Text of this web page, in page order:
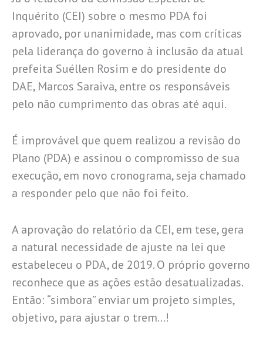
Inquérito (CEI) sobre o mesmo PDA foi
aprovado, por unanimidade, mas com críticas
pela liderança do governo à inclusão da atual
prefeita Suéllen Rosim e do presidente do
DAE, Marcos Saraiva, entre os responsáveis
pelo não cumprimento das obras até aqui.
É improvável que quem realizou a revisão do
Plano (PDA) e assinou o compromisso de sua
execução, em novo cronograma, seja chamado
a responder pelo que não foi feito.
A aprovação do relatório da CEI, em tese, gera
a natural necessidade de ajuste na lei que
estabeleceu o PDA, de 2019. O próprio governo
reconhece que as ações estão desatualizadas.
Então: “simbora” enviar um projeto simples,
objetivo, para ajustar o trem…!